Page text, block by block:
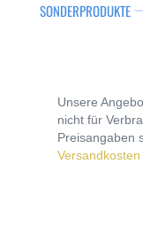
SONDERPRODUKTE
Unsere
nicht für
Preisangaben
Versandkosten